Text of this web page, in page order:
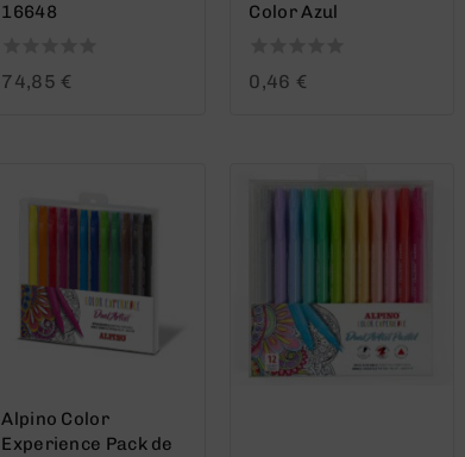
16648
0
74,85 €
Color Azul
0
0,46 €
Alpino Color
Experience Pack de